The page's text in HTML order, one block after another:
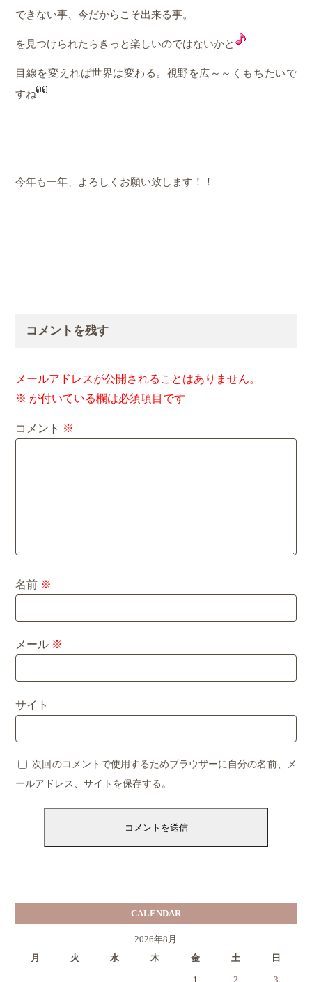
できない事、今だからこそ出来る事。
を見つけられたらきっと楽しいのではないかと
目線を変えれば世界は変わる。視野を広～～くもちたいで
すね
今年も一年、よろしくお願い致します！！
コメントを残す
メールアドレスが公開されることはありません。
※ が付いている欄は必須項目です
コメント ※
名前 ※
メール ※
サイト
次回のコメントで使用するためブラウザーに自分の名前、メ
ールアドレス、サイトを保存する。
CALENDAR
2026年8月
月
火 水 木 金 土 日
1 2 3